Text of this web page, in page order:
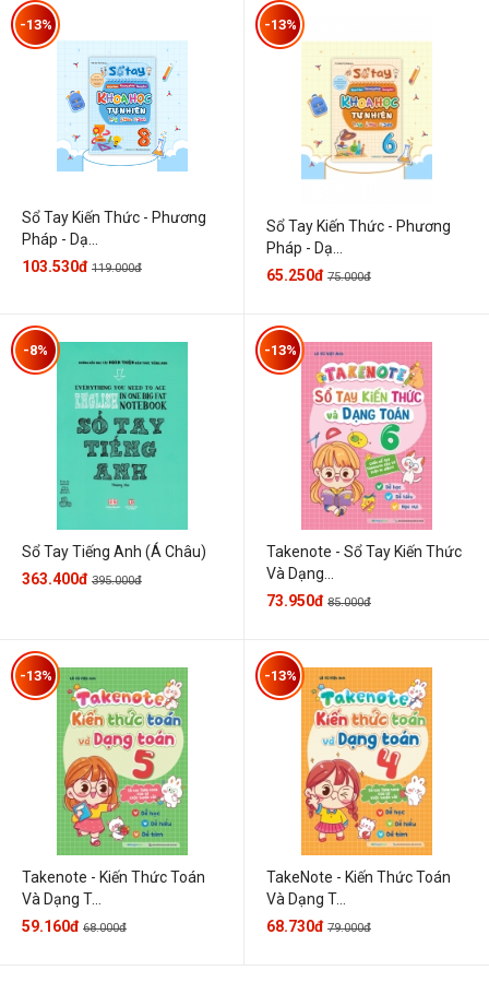
Sổ Tay Kiến Thức - Phương
Pháp - Dạ...
-13%
103.530đ 119.000đ
Sổ Tay Kiến Thức - Phương
Pháp - Dạ...
-13%
65.250đ 75.000đ
Sổ Tay Tiếng Anh (Á Châu)
-8%
363.400đ 395.000đ
Takenote - Sổ Tay Kiến Thức
Và Dạng...
-13%
73.950đ 85.000đ
Takenote - Kiến Thức Toán
Và Dạng T...
-13%
59.160đ 68.000đ
TakeNote - Kiến Thức Toán
Và Dạng T...
-13%
68.730đ 79.000đ